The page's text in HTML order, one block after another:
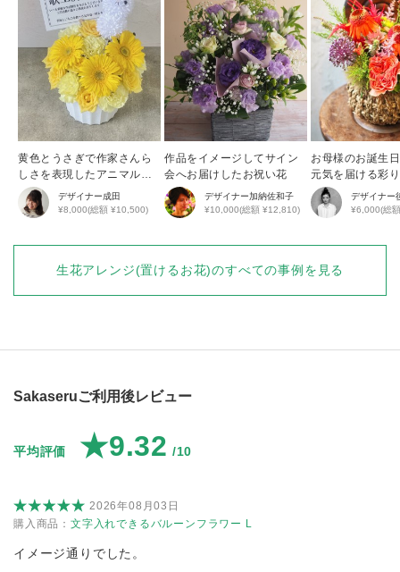
黄色とうさぎで作家さんら
しさを表現したアニマルア
レンジ
デザイナー成田
¥8,000(総額 ¥10,500)
作品をイメージしてサイン
会へお届けしたお祝い花
デザイナー加納佐和子
¥10,000(総額 ¥12,810)
お母様のお誕生
元気を届ける彩
花アレンジデザイナー
¥6,000(総
生花アレンジ(置けるお花)のすべての事例を見る
Sakaseruご利用後レビュー
平均評価 ★9.32 /10
2026年08月03日
購入商品： 文字入れできるバルーンフラワー L
イメージ通りでした。